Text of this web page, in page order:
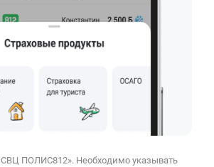
ПОЛИС812». Необходимо указывать